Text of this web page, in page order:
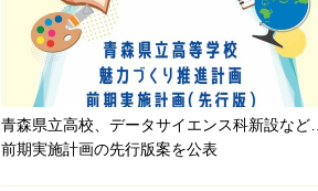
青森県立高校、データサイエンス科新設など…
前期実施計画の先行版案を公表